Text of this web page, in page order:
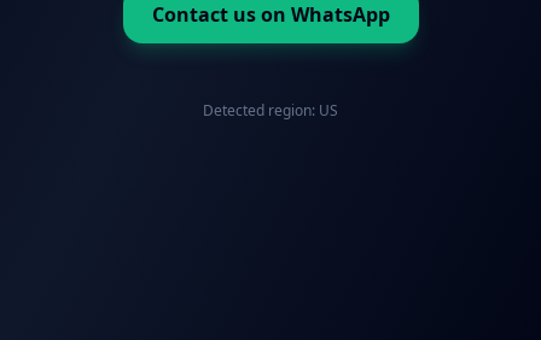
Contact us on WhatsApp
Detected region: US